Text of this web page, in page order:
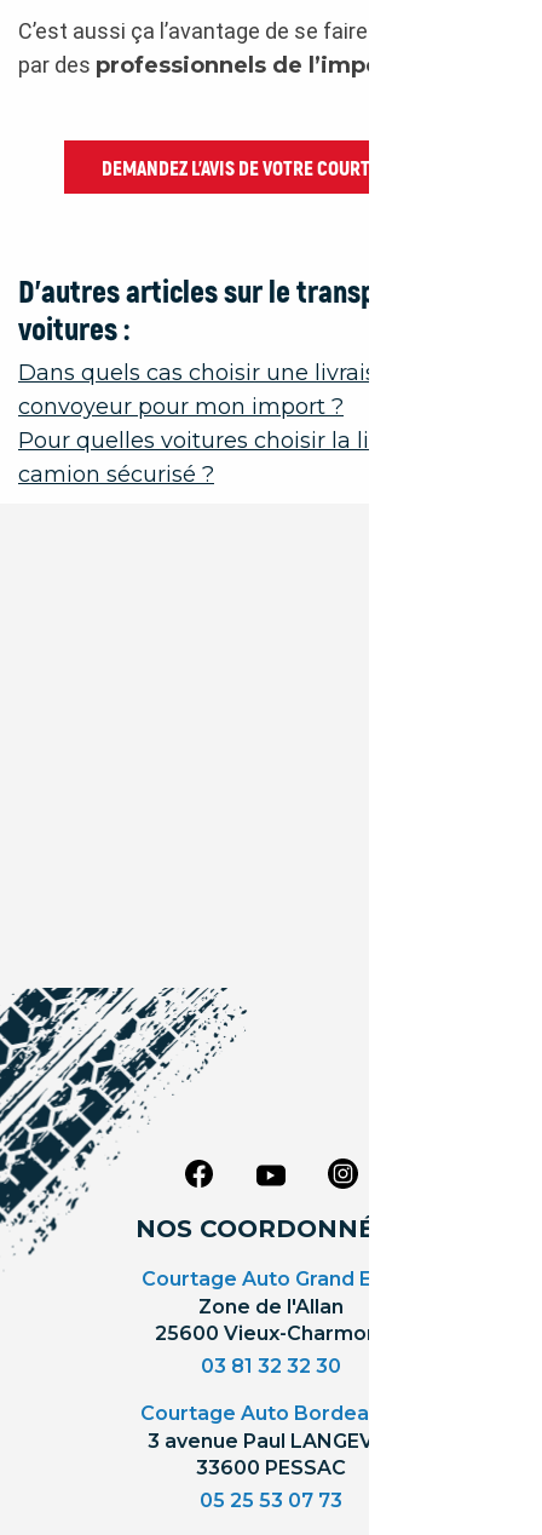
C’est aussi ça l’avantage de se faire accompagner
par des professionnels de l’import
DEMANDEZ L’AVIS DE VOTRE COURTIER AUTO
D’autres articles sur le transport de
voitures :
Dans quels cas choisir une livraison par
convoyeur pour mon import ?
Pour quelles voitures choisir la livraison par
camion sécurisé ?
NOS COORDONNÉES
Courtage Auto Grand Est
Zone de l'Allan
25600 Vieux-Charmont
03 81 32 32 30
Courtage Auto Bordeaux
3 avenue Paul LANGEVIN
33600 PESSAC
05 25 53 07 73